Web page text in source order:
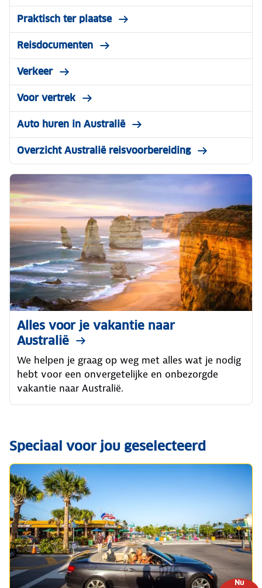
Praktisch ter plaatse
Reisdocumenten
Verkeer
Voor vertrek
Auto huren in Australië
Overzicht Australië reisvoorbereiding
Alles voor je vakantie naar
Australië
We helpen je graag op weg met alles wat je nodig
hebt voor een onvergetelijke en onbezorgde
vakantie naar Australië.
Speciaal voor jou geselecteerd
Nu